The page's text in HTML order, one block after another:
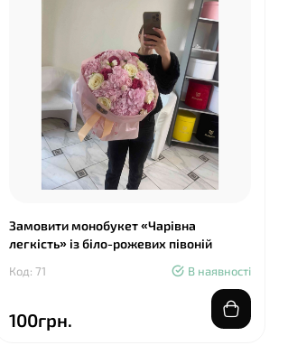
Замовити монобукет «Чарівна
легкість» із біло-рожевих півоній
Код: 71 В наявності
100грн.